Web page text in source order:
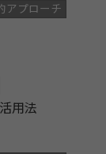
アプローチ
用法